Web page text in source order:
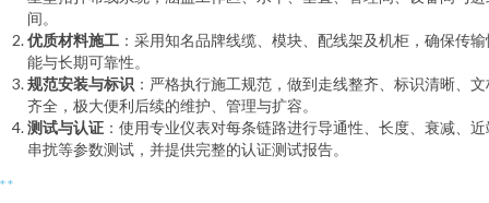
间。
优质材料施工 ：采用知名品牌线缆、模块、配线架及机柜，确保传输
能与长期可靠性。
规范安装与标识 ：严格执行施工规范，做到走线整齐、标识清晰、文
齐全，极大便利后续的维护、管理与扩容。
测试与认证 ：使用专业仪表对每条链路进行导通性、长度、衰减、近
串扰等参数测试，并提供完整的认证测试报告。